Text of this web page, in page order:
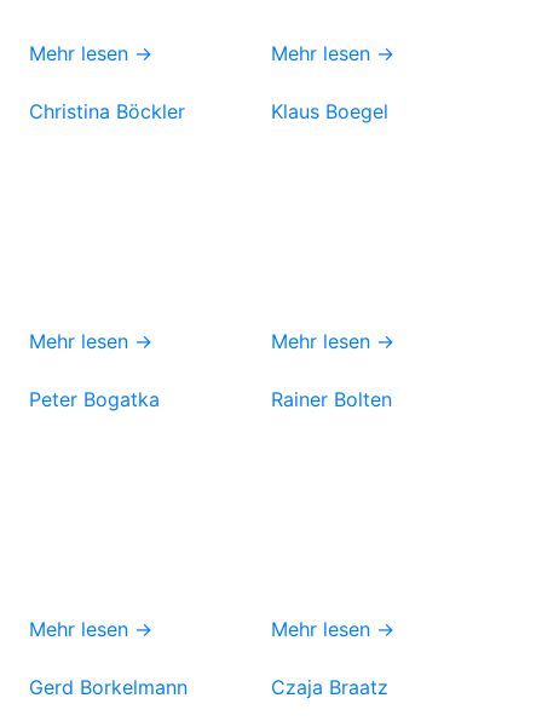
Mehr lesen → Mehr lesen →
Christina Böckler
Mehr lesen →
Klaus Boegel
Mehr lesen →
Peter Bogatka
Mehr lesen →
Rainer Bolten
Mehr lesen →
Gerd Borkelmann Czaja Braatz